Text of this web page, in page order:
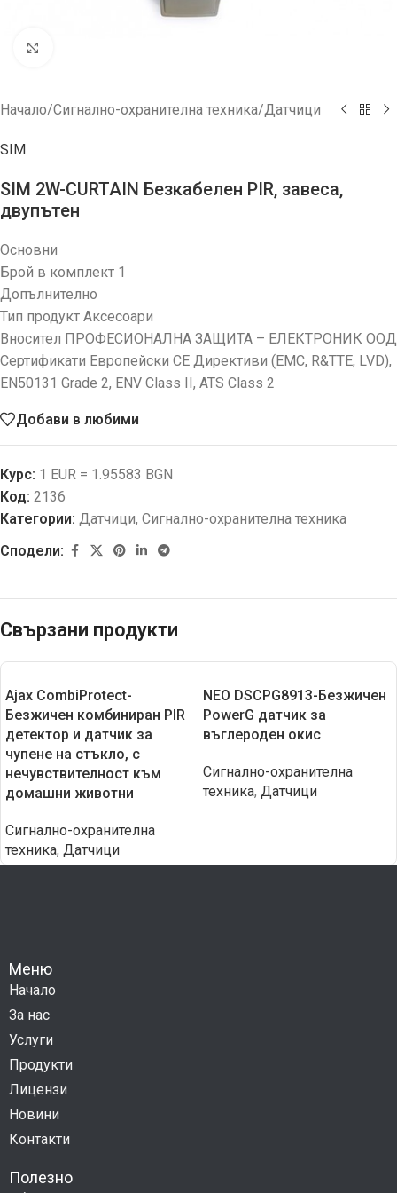
Начало/Сигнално-охранителна техника/Датчици
SIM
SIM 2W-CURTAIN Безкабелен PIR, завеса,
двупътен
Основни
Брой в комплект 1
Допълнително
Тип продукт Аксесоари
Вносител ПРОФЕСИОНАЛНА ЗАЩИТА – ЕЛЕКТРОНИК ООД
Сертификати Европейски CE Директиви (EMC, R&TTE, LVD),
EN50131 Grade 2, ENV Class II, ATS Class 2
Добави в любими
Курс: 1 EUR = 1.95583 BGN
Код: 2136
Категории: Датчици, Сигнално-охранителна техника
Сподели:
Свързани продукти
Ajax CombiProtect-
Безжичен комбиниран PIR
детектор и датчик за
чупене на стъкло, с
нечувствителност към
домашни животни
Сигнално-охранителна
техника, Датчици
NEO DSCPG8913-Безжичен
PowerG датчик за
въглероден окис
Сигнално-охранителна
техника, Датчици
Меню
Начало
За нас
Услуги
Продукти
Лицензи
Новини
Контакти
Полезно